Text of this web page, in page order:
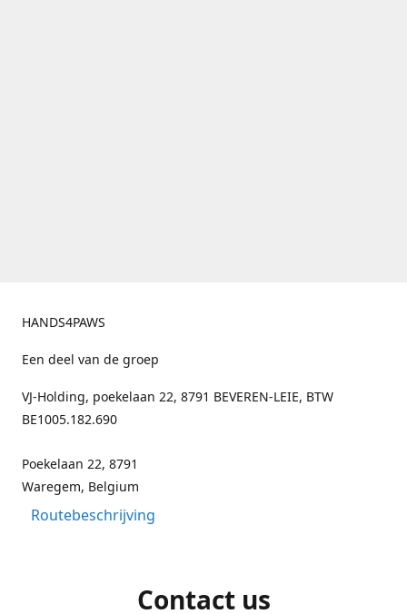
HANDS4PAWS
Een deel van de groep
VJ-Holding, poekelaan 22, 8791 BEVEREN-LEIE, BTW
BE1005.182.690
Poekelaan 22, 8791
Waregem, Belgium
Routebeschrijving
Contact us